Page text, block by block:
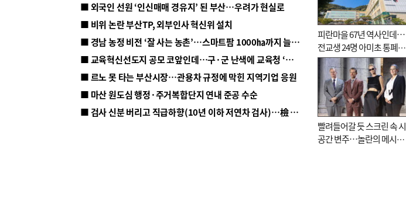
■ 외국인 선원 ‘인신매매 경유지’ 된 부산…우려가 현실로
■ 비위 논란 부산TP, 외부인사 혁신위 설치
■ 경남 농정 비전 ‘잘 사는 농촌’…스마트팜 1000㏊까지 늘린다
■ 교육혁신선도지 공모 코앞인데…구·군 난색에 교육청 ‘쩔쩔’
■ 르노 못 타는 부산시장…관용차 규정에 막힌 지역기업 응원
■ 마산 원도심 행정·주거복합단지 연내 준공 수순
■ 검사 신분 버리고 직급하향(10년 이하 저연차 검사)…檢 중수청행 기피
피란마을 67년 역사인데…
전교생 24명 아미초 통폐합
기로
빨려들어갈 듯 스크린 속 시
공간 변주…놀란의 메시지